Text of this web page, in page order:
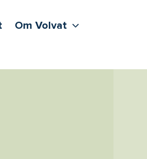
Våre sentre
Om Volvat